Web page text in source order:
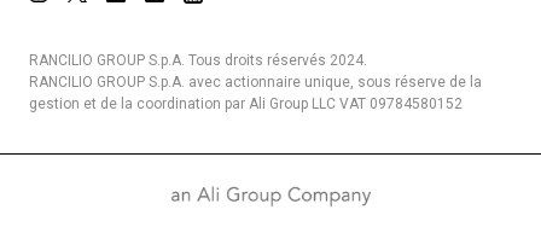
RANCILIO GROUP S.p.A. Tous droits réservés 2024.
RANCILIO GROUP S.p.A. avec actionnaire unique, sous réserve de la
gestion et de la coordination par Ali Group LLC VAT 09784580152